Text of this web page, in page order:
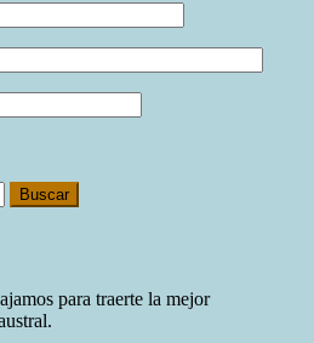
para traerte la mejor